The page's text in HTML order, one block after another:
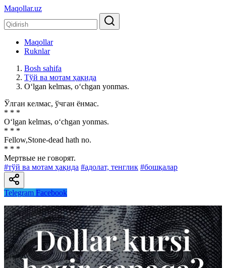
Maqollar.uz
Maqollar
Ruknlar
Bosh sahifa
Тўй ва мотам ҳақида
O‘lgan kelmas, o‘chgan yonmas.
Ўлган келмас, ўчган ёнмас.
* * *
O‘lgan kelmas, o‘chgan yonmas.
* * *
Fellow,Stone-dead hath no.
* * *
Мертвые не говорят.
#тўй ва мотам ҳақида #адолат, тенглик #бошқалар
Telegram Facebook